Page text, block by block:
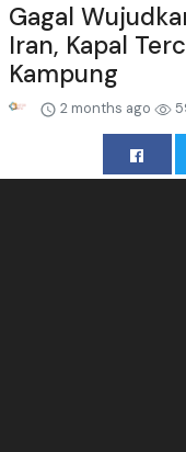
Gagal
Iran, Kapal
Kampung
2 months ago